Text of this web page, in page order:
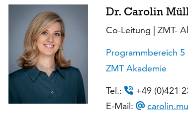
Dr. Carolin
Co-Leitung | ZMT-
Programmbereich
ZMT Akademie
Tel.:
+49 (0)421
E-Mail: